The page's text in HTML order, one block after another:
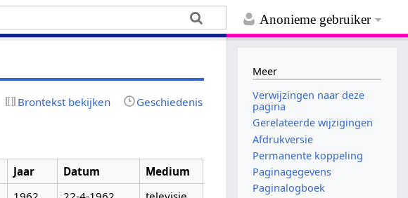
Anonieme gebruiker
Brontekst bekijken Geschiedenis
Jaar Datum
Medium
Meer
Verwijzingen naar deze
pagina
Gerelateerde wijzigingen
Afdrukversie
Permanente koppeling
Paginagegevens
Paginalogboek